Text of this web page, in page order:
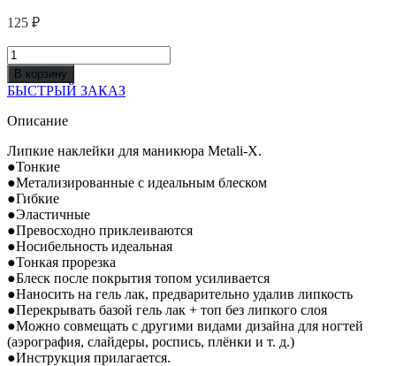
125 ₽
Количество
товара
Metali-
X
№7
В корзину
БЫСТРЫЙ ЗАКАЗ
Описание
Липкие наклейки для маникюра Metali-X.
●Тонкие
●Метализированные с идеальным блеском
●Гибкие
●Эластичные
●Превосходно приклеиваются
●Носибельность идеальная
●Тонкая прорезка
●Блеск после покрытия топом усиливается
●Наносить на гель лак, предварительно удалив липкость
●Перекрывать базой гель лак + топ без липкого слоя
●Можно совмещать с другими видами дизайна для ногтей
(аэрография, слайдеры, роспись, плёнки и т. д.)
●Инструкция прилагается.